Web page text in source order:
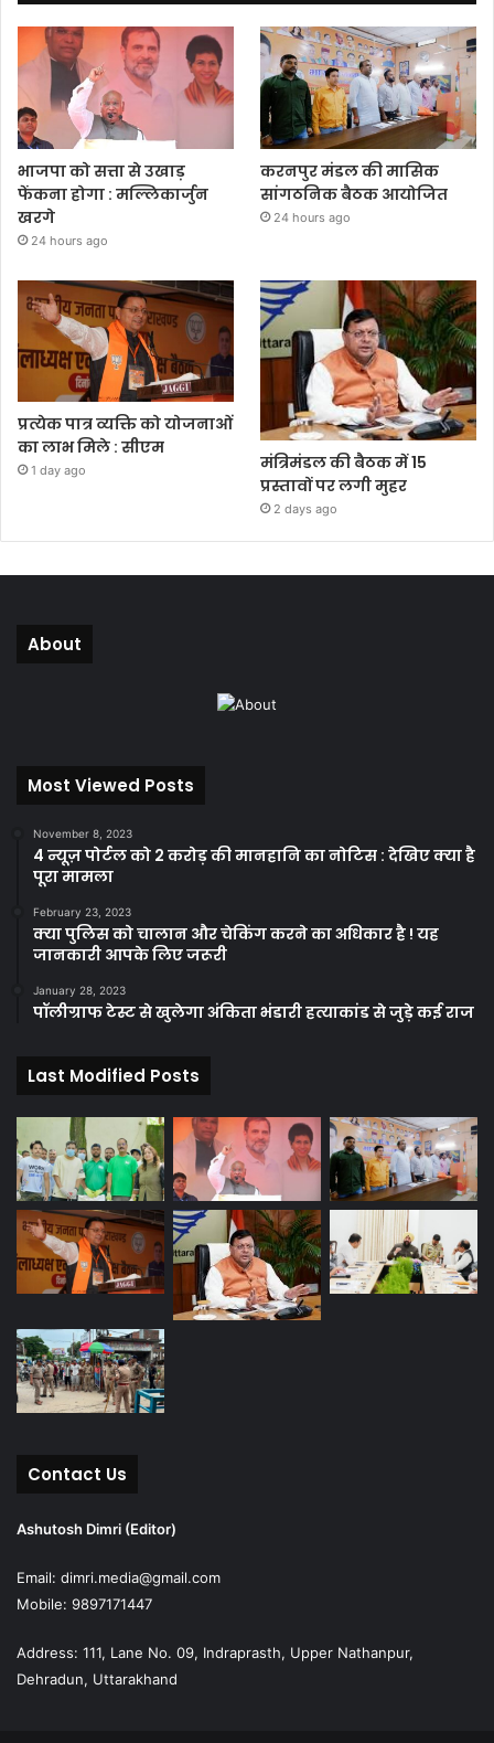
भाजपा को सत्ता से उखाड़
फेंकना होगा : मल्लिकार्जुन
खरगे
24 hours ago
करनपुर मंडल की मासिक
सांगठनिक बैठक आयोजित
24 hours ago
प्रत्येक पात्र व्यक्ति को योजनाओं
का लाभ मिले : सीएम
1 day ago
मंत्रिमंडल की बैठक में 15
प्रस्तावों पर लगी मुहर
2 days ago
About
Most Viewed Posts
November 8, 2023
4 न्यूज़ पोर्टल को 2 करोड़ की मानहानि का नोटिस : देखिए क्या है
पूरा मामला
February 23, 2023
क्या पुलिस को चालान और चेकिंग करने का अधिकार है ! यह
जानकारी आपके लिए जरूरी
January 28, 2023
पॉलीग्राफ टेस्ट से खुलेगा अंकिता भंडारी हत्याकांड से जुड़े कई राज
Last Modified Posts
Contact Us
Ashutosh Dimri (Editor)
Email: dimri.media@gmail.com
Mobile: 9897171447
Address: 111, Lane No. 09, Indraprasth, Upper Nathanpur,
Dehradun, Uttarakhand